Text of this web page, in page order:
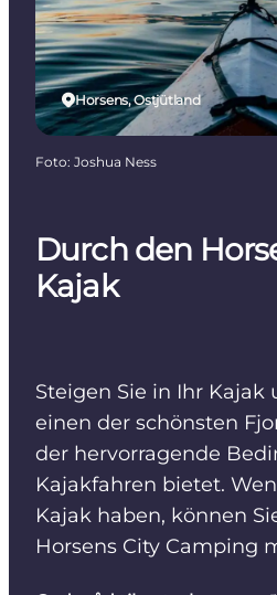
Reiseplanung
Durch den
Kajak
Steigen Sie in Ihr Kajak
einen der schönsten
der hervorragende
Kajakfahren bietet.
Kajak haben, können
Horsens City Camping
Horsens, Ostjütland
Foto: Joshua Ness